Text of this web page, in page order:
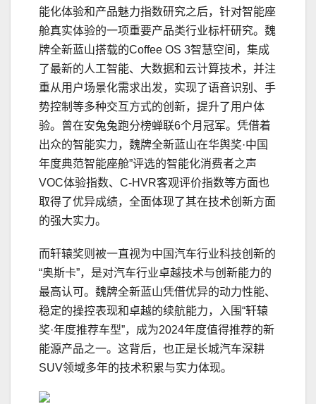
能化体验和产品魅力指数研究之后，针对智能座
舱真实体验的一项重要产品类行业标杆研究。魏
牌全新蓝山搭载的Coffee OS 3智慧空间，集成
了最新的人工智能、大数据和云计算技术，并注
重从用户场景化需求出发，实现了语音识别、手
势控制等多种交互方式的创新，提升了用户体
验。曾在安兔兔跑分榜蝉联6个月冠军。凭借着
出众的智能实力，魏牌全新蓝山在华舆奖·中国
年度典范智能座舱”评选的智能化消费者之声
VOC体验指数、C-HVR客观评价指数等方面也
取得了优异成绩，全面体现了其在技术创新方面
的强大实力。
而轩辕奖则被一直视为中国汽车行业科技创新的
“奥斯卡”，是对汽车行业卓越技术与创新能力的
最高认可。魏牌全新蓝山凭借优异的动力性能、
稳定的操控表现和卓越的续航能力，入围“轩辕
奖·年度推荐车型”，成为2024年度值得推荐的新
能源产品之一。这背后，也正是长城汽车深耕
SUV领域多年的技术积累与实力体现。